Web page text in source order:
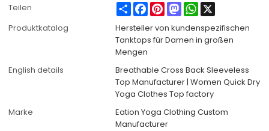
Teilen ShareFacebook
PinterestMastodonWhatsApp
Produktkatalog
Hersteller von kundenspezifischen
Tanktops für Damen in großen
Mengen
English details
Breathable Cross Back Sleeveless
Top Manufacturer | Women Quick Dry
Yoga Clothes Top factory
Marke
Eation Yoga Clothing Custom
Manufacturer